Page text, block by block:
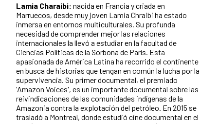
Lamia Charaibi: nacida en Francia y criada en
Marruecos, desde muy joven Lamia Chraibi ha estado
inmersa en entornos multiculturales. Su profunda
necesidad de comprender mejor las relaciones
internacionales la llevó a estudiar en la facultad de
Ciencias Políticas de la Sorbona de París. Esta
apasionada de América Latina ha recorrido el continente
en busca de historias que tengan en común la lucha por la
supervivencia. Su primer documental, el premiado
'Amazon Voices', es un importante documental sobre las
reivindicaciones de las comunidades indígenas de la
Amazonia contra la explotación del petróleo. En 2015 se
trasladó a Montreal, donde estudió cine documental en el